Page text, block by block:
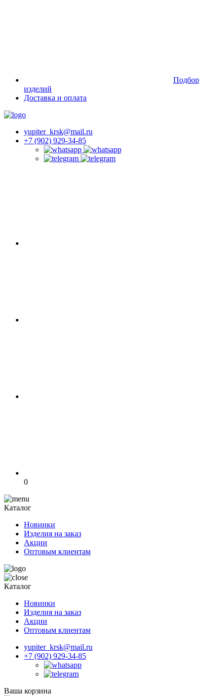
Подбор
изделий
Доставка и оплата
yupiter_krsk@mail.ru
+7 (902) 929-34-85
0
Каталог
Новинки
Изделия на заказ
Акции
Оптовым клиентам
Каталог
Новинки
Изделия на заказ
Акции
Оптовым клиентам
yupiter_krsk@mail.ru
+7 (902) 929-34-85
Ваша корзина